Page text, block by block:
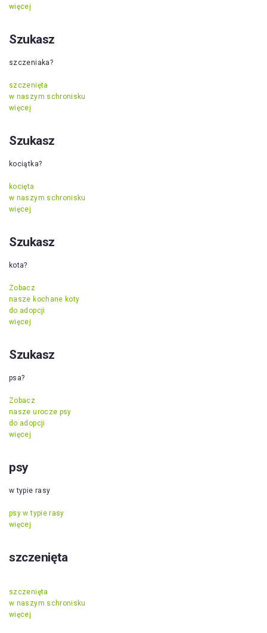
więcej
Szukasz
szczeniaka?
szczenięta
w naszym schronisku
więcej
Szukasz
kociątka?
kocięta
w naszym schronisku
więcej
Szukasz
kota?
Zobacz
nasze kochane koty
do adopcji
więcej
Szukasz
psa?
Zobacz
nasze urocze psy
do adopcji
więcej
psy
w typie rasy
psy w typie rasy
więcej
szczenięta
szczenięta
w naszym schronisku
więcej